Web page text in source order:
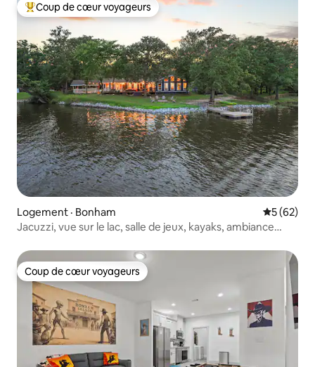
Coup de cœur voyageurs parmi les plus aimés
Coup de cœur voyageurs
Logement · Bonham Note
5 (62)
Jacuzzi, vue sur le lac, salle de jeux, kayaks, ambiance
Coup de cœur voyageurs
Coup de cœur voyageurs